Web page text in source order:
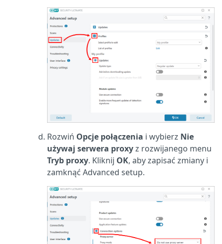
Rozwiń Opcje połączenia i wybierz Nie
używaj serwera proxyz rozwijanego menu
Tryb proxy. Kliknij OK, aby zapisać zmiany i
zamknąć Advanced setup.